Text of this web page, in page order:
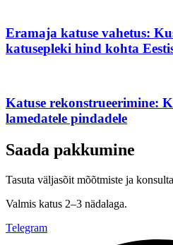
Eramaja katuse vahetus:
katusepleki hind kohta
Katuse rekonstrueerimine:
lamedatele pindadele
Saada pakkumine
Tasuta väljasõit mõõtmiste ja
Valmis katus 2–3 nädalaga.
Telegram